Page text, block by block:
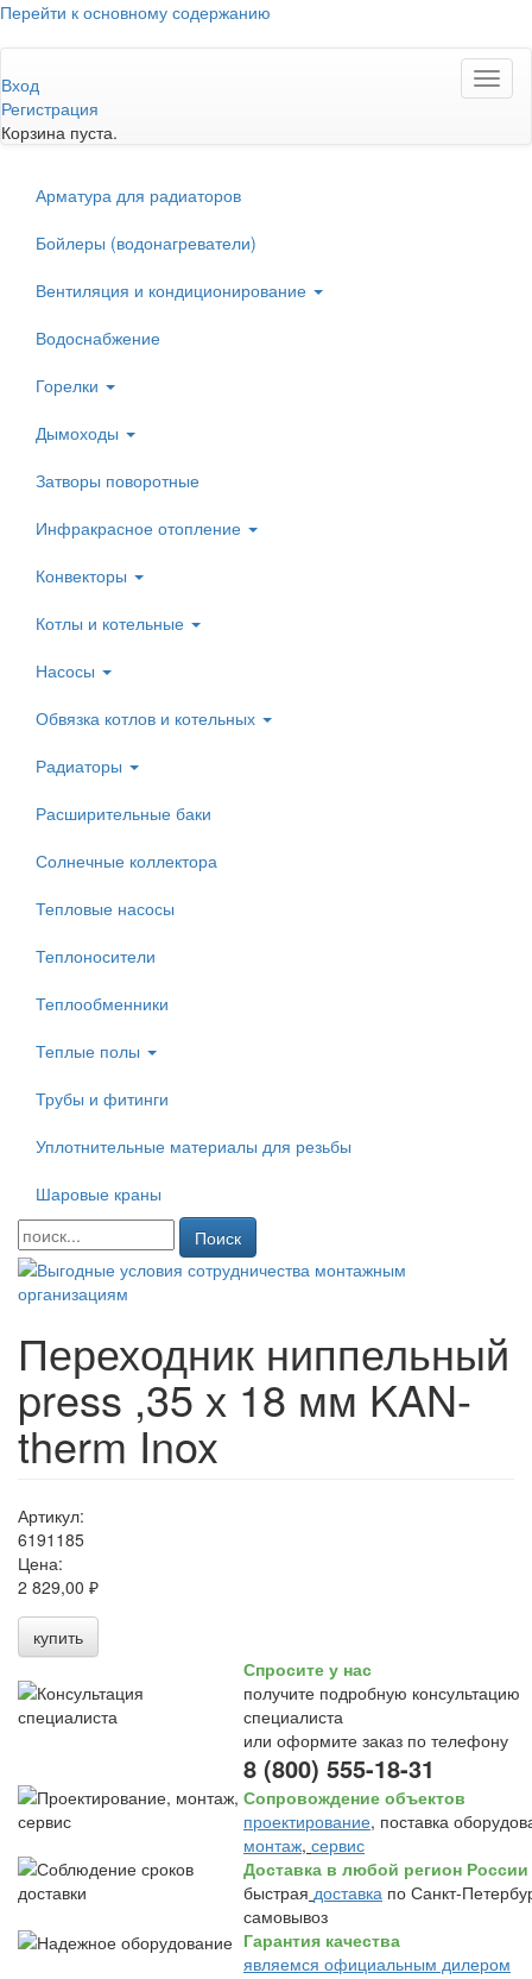
Перейти к основному содержанию
Вход
Регистрация
Корзина пуста.
Арматура для радиаторов
Бойлеры (водонагреватели)
Вентиляция и кондиционирование
Водоснабжение
Горелки
Дымоходы
Затворы поворотные
Инфракрасное отопление
Конвекторы
Котлы и котельные
Насосы
Обвязка котлов и котельных
Радиаторы
Расширительные баки
Солнечные коллектора
Тепловые насосы
Теплоносители
Теплообменники
Теплые полы
Трубы и фитинги
Уплотнительные материалы для резьбы
Шаровые краны
Поиск
Переходник ниппельный
press ,35 х 18 мм KAN-
therm Inox
Артикул:
6191185
Цена:
2 829,00 ₽
купить
Спросите у нас
получите подробную консультацию
специалиста
или оформите заказ по телефону
8 (800) 555-18-31
Сопровождение объектов
проектирование, поставка
монтаж, сервис
Доставка в любой регион России
быстрая доставка по Санкт-
самовывоз
Гарантия качества
являемся официальным дилером